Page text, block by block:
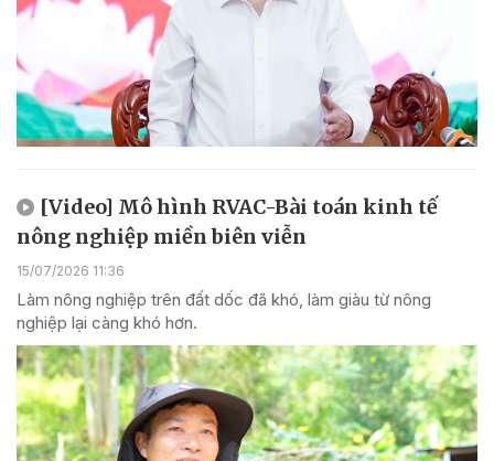
[Video] Mô hình RVAC-Bài toán kinh tế
nông nghiệp miền biên viễn
15/07/2026 11:36
Làm nông nghiệp trên đất dốc đã khó, làm giàu từ nông
nghiệp lại càng khó hơn.